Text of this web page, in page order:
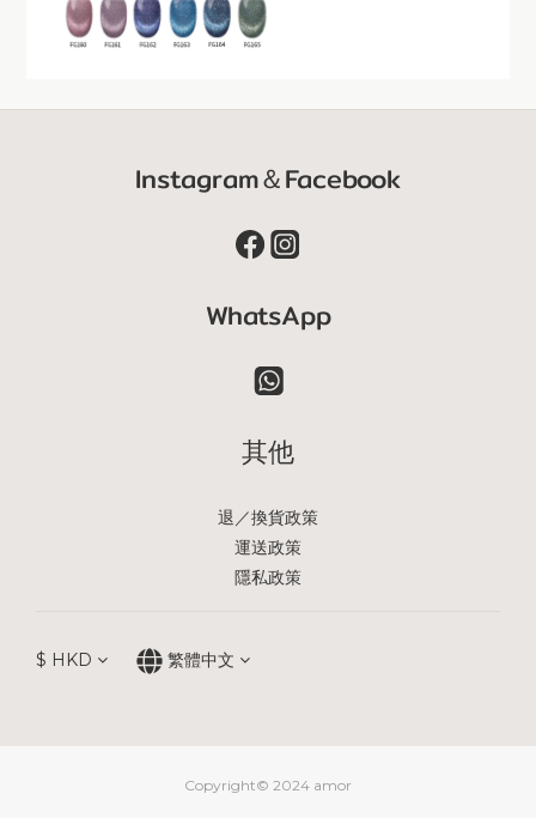
Instagram＆Facebook
WhatsApp
其他
退／換貨政策
運送政策
隱私政策
$ HKD 繁體中文
Copyright© 2024 amor